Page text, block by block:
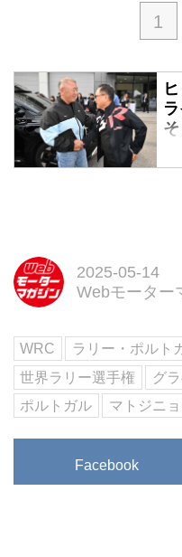
1
「
2025-05-14
Webモーター
WRC ラリー・ポルト
世界ラリー選手権
グ
ポルトガル
マトジニョ
Facebook